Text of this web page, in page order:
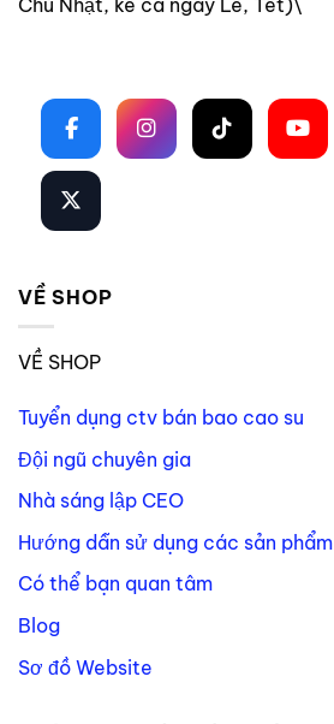
Chủ Nhật, kể cả ngày Lễ, Tết)\
VỀ SHOP
VỀ SHOP
Tuyển dụng ctv bán bao cao su
Đội ngũ chuyên gia
Nhà sáng lập CEO
Hướng dẫn sử dụng các sản phẩm
Có thể bạn quan tâm
Blog
Sơ đồ Website